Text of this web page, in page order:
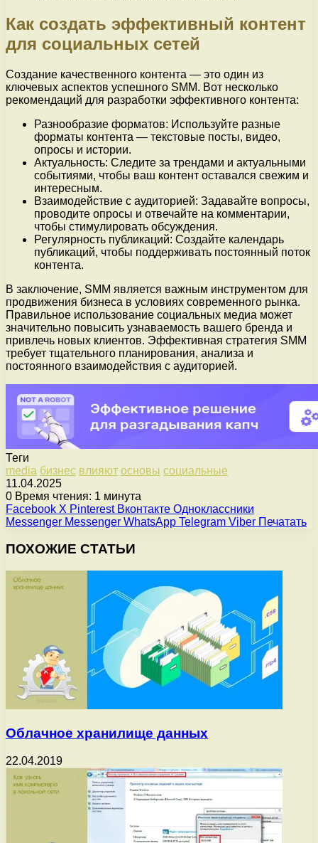
Как создать эффективный контент
для социальных сетей
Создание качественного контента — это один из
ключевых аспектов успешного SMM. Вот несколько
рекомендаций для разработки эффективного контента:
Разнообразие форматов: Используйте разные
форматы контента — текстовые посты, видео,
опросы и истории.
Актуальность: Следите за трендами и актуальными
событиями, чтобы ваш контент оставался свежим и
интересным.
Взаимодействие с аудиторией: Задавайте вопросы,
проводите опросы и отвечайте на комментарии,
чтобы стимулировать обсуждения.
Регулярность публикаций: Создайте календарь
публикаций, чтобы поддерживать постоянный поток
контента.
В заключение, SMM является важным инструментом для
продвижения бизнеса в условиях современного рынка.
Правильное использование социальных медиа может
значительно повысить узнаваемость вашего бренда и
привлечь новых клиентов. Эффективная стратегия SMM
требует тщательного планирования, анализа и
постоянного взаимодействия с аудиторией.
Теги
media бизнес влияют основы социальные
11.04.2025
0 Время чтения: 1 минута
Facebook X Pinterest Вконтакте Одноклассники
Messenger Messenger WhatsApp Telegram Viber Печатать
ПОХОЖИЕ СТАТЬИ
Облачное хранилище данных
22.04.2019